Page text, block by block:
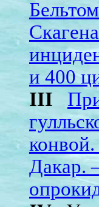
и 400
III
Дакар.